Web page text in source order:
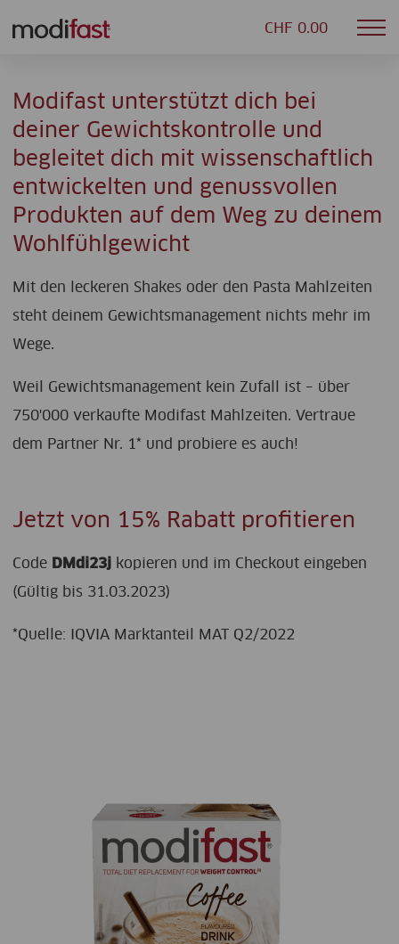
CHF 0.00
Modifast unterstützt dich bei
deiner Gewichtskontrolle und
begleitet dich mit wissenschaftlich
entwickelten und genussvollen
Produkten auf dem Weg zu deinem
Wohlfühlgewicht
Mit den leckeren Shakes oder den Pasta Mahlzeiten
steht deinem Gewichtsmanagement nichts mehr im
Wege.
Weil Gewichtsmanagement kein Zufall ist – über
750'000 verkaufte Modifast Mahlzeiten. Vertraue
dem Partner Nr. 1* und probiere es auch!
Jetzt von 15% Rabatt profitieren
Code DMdi23j kopieren und im Checkout eingeben
(Gültig bis 31.03.2023)
*Quelle: IQVIA Marktanteil MAT Q2/2022